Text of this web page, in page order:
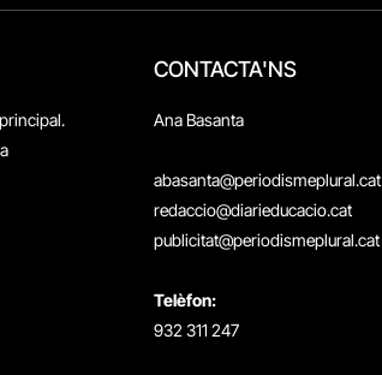
CONTACTA'NS
Ana Basanta
abasanta@periodismeplural.cat
redaccio@diarieducacio.cat
publicitat@periodismeplural.cat
Telèfon:
932 311 247